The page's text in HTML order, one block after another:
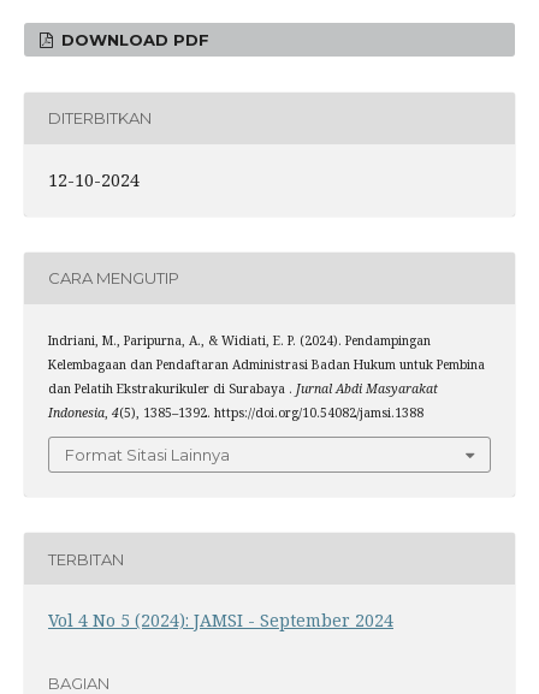
DOWNLOAD PDF
DITERBITKAN
12-10-2024
CARA MENGUTIP
Indriani, M., Paripurna, A., & Widiati, E. P. (2024). Pendampingan
Kelembagaan dan Pendaftaran Administrasi Badan Hukum untuk Pembina
dan Pelatih Ekstrakurikuler di Surabaya . Jurnal Abdi Masyarakat
Indonesia, 4(5), 1385–1392. https://doi.org/10.54082/jamsi.1388
Format Sitasi Lainnya
TERBITAN
Vol 4 No 5 (2024): JAMSI - September 2024
BAGIAN